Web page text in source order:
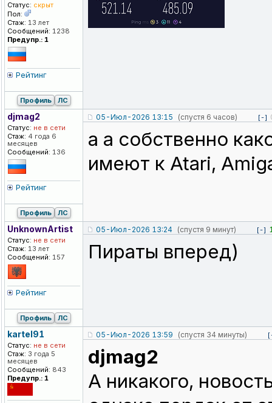
Статус: скрыт
Пол:
Стаж: 13 лет
Сообщений: 1238
Предупр.: 1
Рейтинг
Профиль ЛС
djmag2
Статус: не в сети
Стаж: 4 года 6
месяцев
Сообщений: 136
Рейтинг
05-Июл-2026 13:15 (спустя 6 часов) [-]
а а собственно
имеют к Atari,
Профиль ЛС
UnknownArtist
Статус: не в сети
Стаж: 13 лет
Сообщений: 157
Рейтинг
05-Июл-2026 13:24 (спустя 9 минут) [-]
Пираты вперед)
Профиль ЛС
kartel91
Статус: не в сети
Стаж: 3 года 5
месяцев
Сообщений: 843
Предупр.: 1
05-Июл-2026 13:59 (спустя 34 минуты)
djmag2
А никакого,